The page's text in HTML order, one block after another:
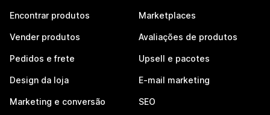
Encontrar produtos
Vender produtos
Pedidos e frete
Design da loja
Marketing e conversão
Marketplaces
Avaliações de produtos
Upsell e pacotes
E-mail marketing
SEO